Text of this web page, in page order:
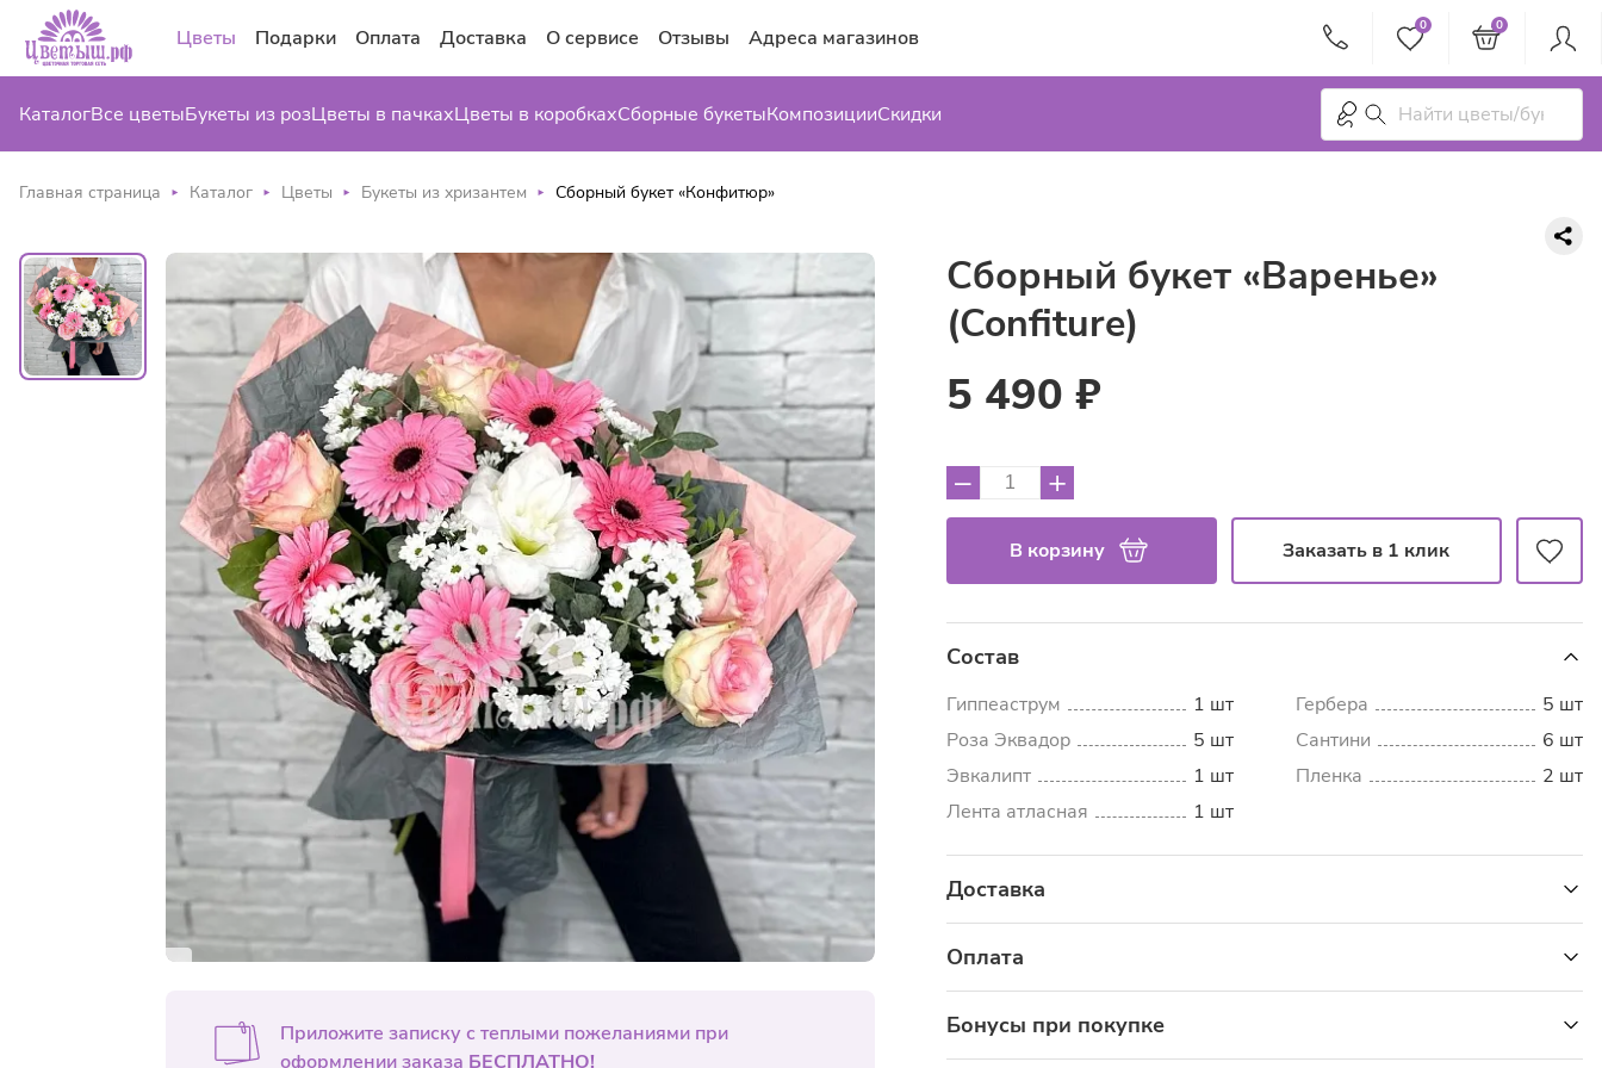
Цветы Подарки Оплата Доставка О сервисе Отзывы Адреса магазинов
0 0
КаталогВсе цветыБукеты из розЦветы в пачкахЦветы в коробкахСборные букетыКомпозицииСкидки
Главная страница Каталог Цветы Букеты из хризантем Сборный букет «Конфитюр»
Приложите записку с теплыми пожеланиями при
оформлении заказа БЕСПЛАТНО!
Сборный букет «Варенье»
(Confiture)
5 490 ₽
– +
В корзину Заказать в 1 клик
Состав
Гиппеаструм 1 шт Гербера
5 шт
Роза Эквадор
5 шт Сантини
6 шт
Эвкалипт
1 шт Пленка
2 шт
Лента атласная
1 шт
Доставка
Оплата
International, Mastercard Worldwide
Бонусы при покупке